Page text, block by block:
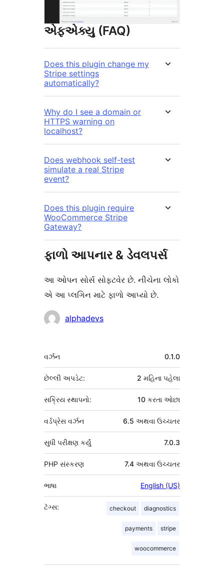
એફએક્યુ (FAQ)
Does this plugin change my
Stripe settings
automatically?
Why do I see a domain or
HTTPS warning on
localhost?
Does webhook self-test
simulate a real Stripe
event?
Does this plugin require
WooCommerce Stripe
Gateway?
ફાળો આપનાર & ડેવલપર્સ
આ ઓપન સોર્સ સોફ્ટવેર છે. નીચેના લોકો
એ આ પ્લગિન માટે ફાળો આપ્યો છે.
ફાળો alphadevs
મેટા
વર્ઝન 0.1.0
છેલ્લી અપડેટ: 2 મહિના પહેલા
સક્રિય સ્થાપનો: 10 કરતા ઓછા
વર્ડપ્રેસ વર્ઝન 6.5 અથવા ઉચ્ચતર
7.0.3
સુધી પરીક્ષણ કર્યું
PHP સંસ્કરણ 7.4 અથવા ઉચ્ચતર
ભાષા English (US)
ટૅગ્સ: checkout diagnostics
payments stripe
woocommerce